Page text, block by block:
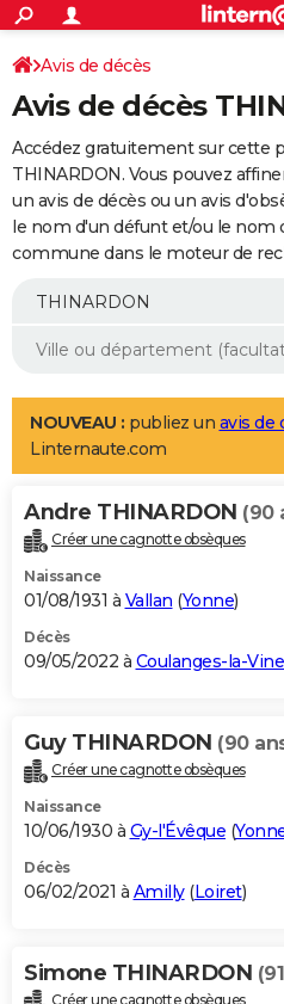
ACTUALITÉS
Politique
Société
Faits Divers
Education
Monde
Villes
+
SPORT
Coupe du monde 2026
Football
Tennis
Cyclisme
Rugby
Forum
Programme TV
TNT
Streaming
Cinéma
Sorties cinéma
Musique
+
FINANCE
Impôts
Immobilier
Risques naturels par ville
Banque
Assurance
Crédit
AUTO
Essais
Réserver un essai
Citadines
Berlines
SUV
Forum auto
+
Mobiles
Meilleur smartphone
Internet
Ordinateurs
Jeux vidéo
Guide high-tech
Aménagement intérieur
LIFESTYLE
Art de vivre
Bien-être
Loisirs
Mode
Modes de vie
Alimentation
Guide de la santé
Maladies
Médicaments
Sommeil
VOYAGE
Destinations
City break
Voyage nature
Voyage de noces
Forum
Climat
+PHOTO
GUIDES D'ACHAT
BONS PLANS
Carte de Noël
Carte Bonne année
Carte Saint-Valentin
Carte Pâques
Carte d'anniversaire
DICTIONNAIRE
Dictionnaire
Biographies
Citations
Expressions
Proverbes
PROGRAMME TV
S'inscrire
Se connecter
Lycées
Collèges
Primaires
Universités
Entreprises
Service militaire
Avis de recherche
AVIS DE DÉCÈS
Bricolage
Lifestyle
Culture
Sport
Auto
Television
Voyage
Cinema
Avis de décès
Avis de décès
Accédez gratuitement sur cette
THINARDON. Vous pouvez
un avis de décès ou un avis
le nom d'un défunt et/ou le nom
commune dans le moteur de
NOUVEAU : publiez un avis de
Linternaute.com
Andre THINARDON (90
Créer une cagnotte obsèques
Naissance
01/08/1931 à Vallan (Yonne)
Décès
09/05/2022 à Coulanges-la-
Guy THINARDON (90
Créer une cagnotte obsèques
Naissance
10/06/1930 à Gy-l'Évêque (
Décès
06/02/2021 à Amilly(Loiret)
Simone THINARDON
Créer une cagnotte obsèques